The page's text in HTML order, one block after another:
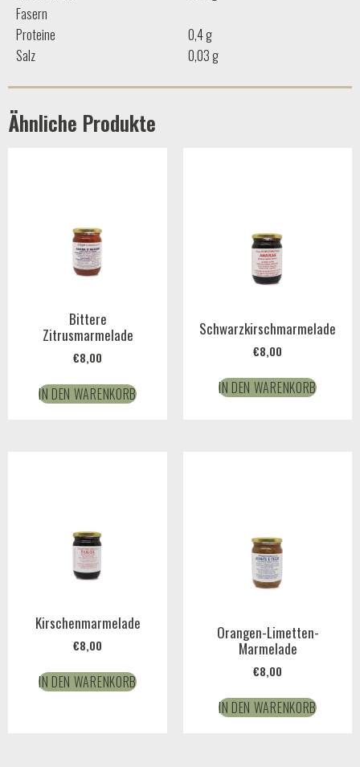
Fasern
Proteine
0,4 g
Salz
0,03 g
Ähnliche Produkte
Bittere
Zitrusmarmelade
€8,00
IN DEN WARENKORB
Schwarzkirschmarmelade
€8,00
IN DEN WARENKORB
Kirschenmarmelade
€8,00
IN DEN WARENKORB
Orangen-Limetten-
Marmelade
€8,00
IN DEN WARENKORB